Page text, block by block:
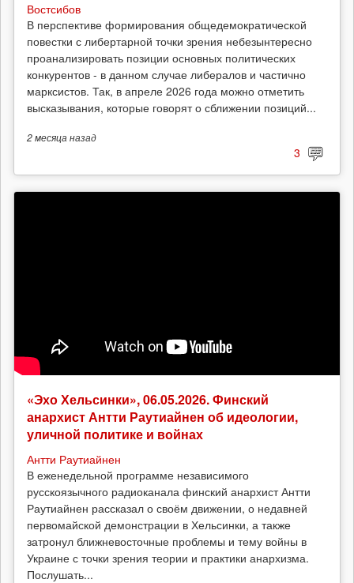
Востсибов
В перспективе формирования общедемократической
повестки с либертарной точки зрения небезынтересно
проанализировать позиции основных политических
конкурентов - в данном случае либералов и частично
марксистов. Так, в апреле 2026 года можно отметить
высказывания, которые говорят о сближении позиций...
2 месяца назад
3
«Эхо Хельсинки», 06.05.2026. Финский
анархист Антти Раутиайнен об идеологии,
уличной политике и войнах
Антти Раутиайнен
В еженедельной программе независимого
русскоязычного радиоканала финский анархист Антти
Раутиайнен рассказал о своём движении, о недавней
первомайской демонстрации в Хельсинки, а также
затронул ближневосточные проблемы и тему войны в
Украине с точки зрения теории и практики анархизма.
Послушать...